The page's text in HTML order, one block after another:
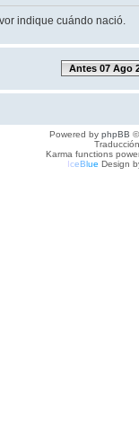
indique cuándo nació.
Antes 07 Ago
Powered by phpBB
Karma functions
IceBlue Design